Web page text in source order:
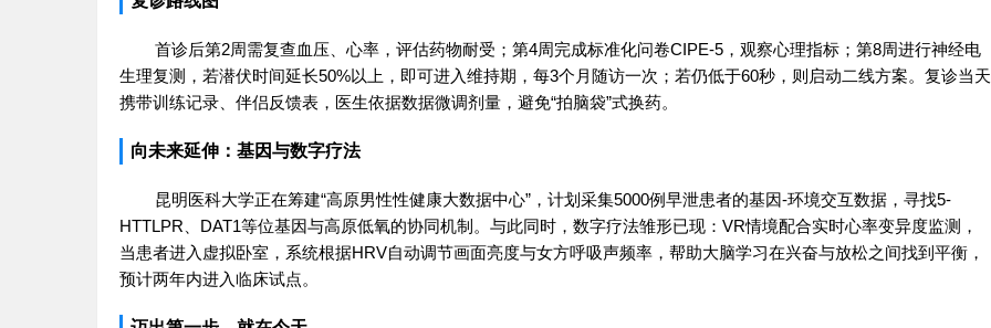
首诊后第2周需复查血压、心率，评估药物耐受；第4周完成标准化问卷CIPE-5，观察心理指标；第8周进行神经电
生理复测，若潜伏时间延长50%以上，即可进入维持期，每3个月随访一次；若仍低于60秒，则启动二线方案。复诊当天
携带训练记录、伴侣反馈表，医生依据数据微调剂量，避免“拍脑袋”式换药。
向未来延伸：基因与数字疗法
昆明医科大学正在筹建“高原男性性健康大数据中心”，计划采集5000例早泄患者的基因-环境交互数据，寻找5-
HTTLPR、DAT1等位基因与高原低氧的协同机制。与此同时，数字疗法雏形已现：VR情境配合实时心率变异度监测，
当患者进入虚拟卧室，系统根据HRV自动调节画面亮度与女方呼吸声频率，帮助大脑学习在兴奋与放松之间找到平衡，
预计两年内进入临床试点。